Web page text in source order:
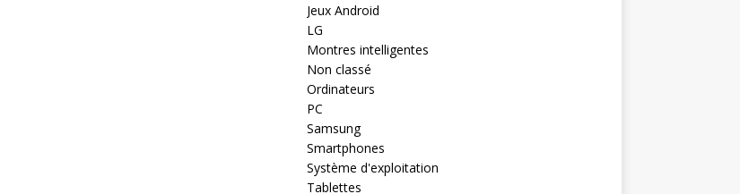
Jeux Android
LG
Montres intelligentes
Non classé
Ordinateurs
PC
Samsung
Smartphones
Système d'exploitation
Tablettes